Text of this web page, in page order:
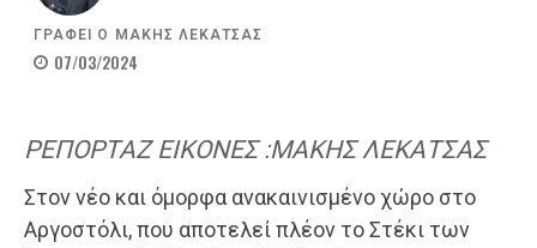
ΓΡΑΦΕΙ Ο ΜΑΚΗΣ ΛΕΚΑΤΣΑΣ
07/03/2024
ΡΕΠΟΡΤΑΖ ΕΙΚΟΝΕΣ :ΜΑΚΗΣ ΛΕΚΑΤΣΑΣ
Στον νέο και όμορφα ανακαινισμένο χώρο στο
Αργοστόλι, που αποτελεί πλέον το Στέκι των